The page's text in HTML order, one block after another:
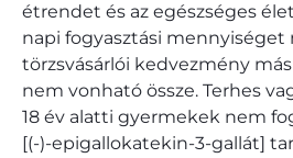
étrendet és az egészséges
napi fogyasztási mennyiséget
törzsvásárlói kedvezmény
nem vonható össze. Terhes
18 év alatti gyermekek nem
[(-)-epigallokatekin-3-gallát]